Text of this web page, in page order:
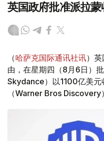
英国政府批准派拉
（哈萨克国际通讯社讯）
由，在星期四（8月6日）
Skydance）以1100亿美元
（Warner Bros Discovery